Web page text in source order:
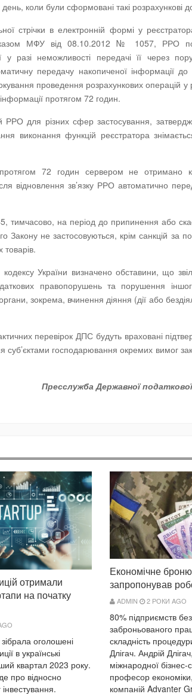
день, коли були сформовані такі розрахункові
стрічки в електронній формі у
МФУ від 08.10.2012 № 1057, РРО
у разі неможливості передачі її через
передачу накопиченої інформації
проведення розрахункових операцій у
протягом 72 годин.
РРО для різних сфер застосування,
виконання функцій реєстратора
72 годин сервером не отримано
відновлення зв’язку РРО автоматично
на період до припинення або
Закону не застосовуються, крім санкцій за
України визначено обставини, що
правопорушень та порушення
зокрема, вчинення діяння (дії або
перевірок ДПС будуть враховані
господарювання окремих вимог
Пресслужба Державної
отримали
на початку
оголошені
в українські
квартал 2023 року.
про відносно
Економічне
запропонував
ADMIN 2 РОКИ AGO
80% підприємств
заброньованого
складність
Длігач. Андрій
міжнародної бізнес-
професор
компаній Advanter